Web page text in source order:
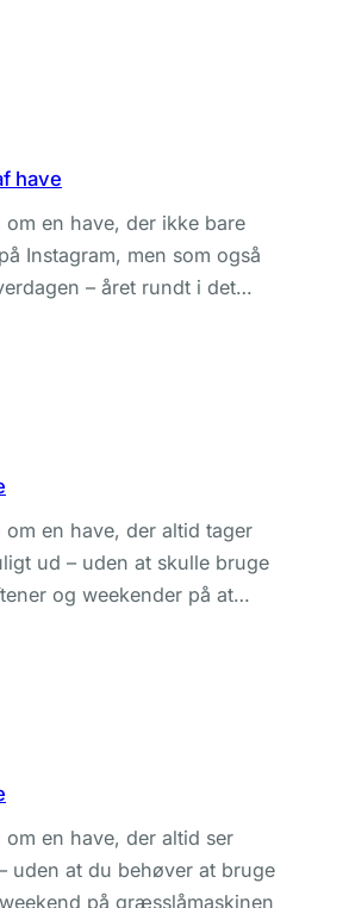
have
om en have, der ikke bare
Instagram, men som også
– året rundt i det…
om en have, der altid tager
ud – uden at skulle bruge
og weekender på at…
om en have, der altid ser
uden at du behøver at bruge
på græsslåmaskinen